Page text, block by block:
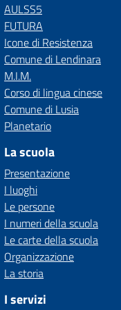
AULSS5
FUTURA
Icone di Resistenza
Comune di Lendinara
M.I.M.
Corso di lingua cinese
Comune di Lusia
Planetario
La scuola
Presentazione
I luoghi
Le persone
I numeri della scuola
Le carte della scuola
Organizzazione
La storia
I servizi